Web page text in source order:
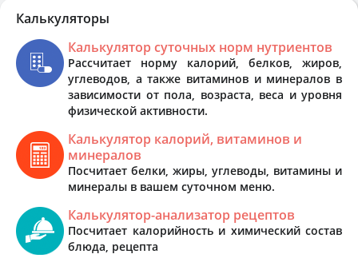
Калькуляторы
Калькулятор суточных норм нутриентов
Рассчитает норму калорий, белков, жиров,
углеводов, а также витаминов и минералов в
зависимости от пола, возраста, веса и уровня
физической активности.
Калькулятор калорий, витаминов и
минералов
Посчитает белки, жиры, углеводы, витамины и
минералы в вашем суточном меню.
Калькулятор-анализатор рецептов
Посчитает калорийность и химический состав
блюда, рецепта